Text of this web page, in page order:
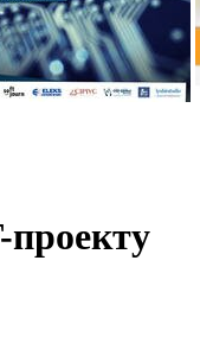
проекту